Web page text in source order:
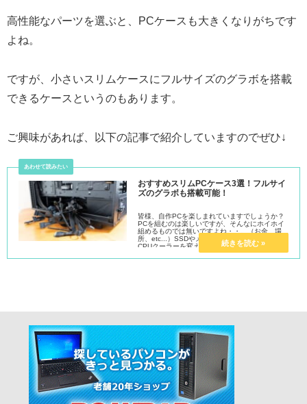
高性能なパーツを選ぶと、PCケースも大きくなりがちです
よね。
ですが、小さいスリムケースにフルサイズのグラボを搭載
できるケースというのもあります。
ご興味があれば、以下の記事で紹介していますのでぜひ↓
おすすめスリムPCケース3選！フルサイ
ズのグラボも搭載可能！
皆様、自作PCを楽しまれていますでしょうか？
PCを組むのは楽しいですが、そんなにホイホイ
組めるものでは無いですよね・・。（お金、場
所、etc...）SSDやメモリを増設してみたり、
CPUクーラーを変えてみたりと、ちょこちょこ